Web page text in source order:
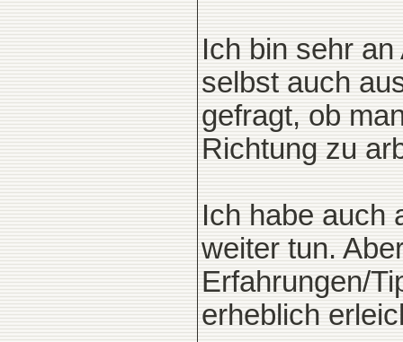
Ich bin sehr
selbst auch
gefragt, ob
Richtung zu
Ich habe auch
weiter tun.
Erfahrungen/
erheblich